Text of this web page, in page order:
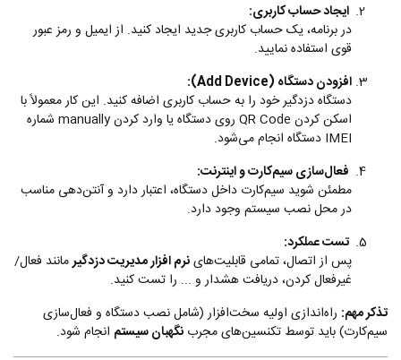
ایجاد حساب کاربری:
در برنامه، یک حساب کاربری جدید ایجاد کنید. از ایمیل و رمز عبور
قوی استفاده نمایید.
افزودن دستگاه (Add Device):
دستگاه دزدگیر خود را به حساب کاربری اضافه کنید. این کار معمولاً با
اسکن کردن QR Code روی دستگاه یا وارد کردن manually شماره
IMEI دستگاه انجام می‌شود.
فعال‌سازی سیم‌کارت و اینترنت:
مطمئن شوید سیم‌کارت داخل دستگاه، اعتبار دارد و آنتن‌دهی مناسب
در محل نصب سیستم وجود دارد.
تست عملکرد:
پس از اتصال، تمامی قابلیت‌هاینرم افزار مدیریت دزدگیرمانند فعال/
غیرفعال کردن، دریافت هشدار و ... را تست کنید.
تذکر مهم: راه‌اندازی اولیه سخت‌افزار (شامل نصب دستگاه و فعال‌سازی
سیم‌کارت) باید توسط تکنسین‌های مجرب نگهبان سیستم انجام شود.